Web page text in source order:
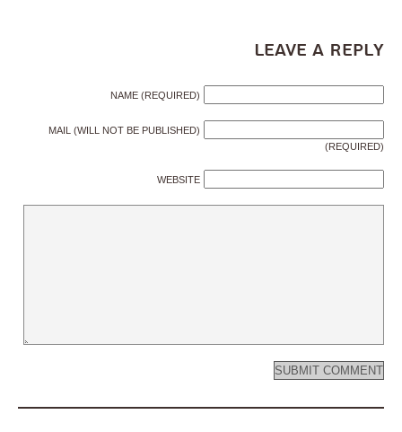
Leave a Reply
NAME (REQUIRED)
MAIL (WILL NOT BE PUBLISHED)
(REQUIRED)
WEBSITE